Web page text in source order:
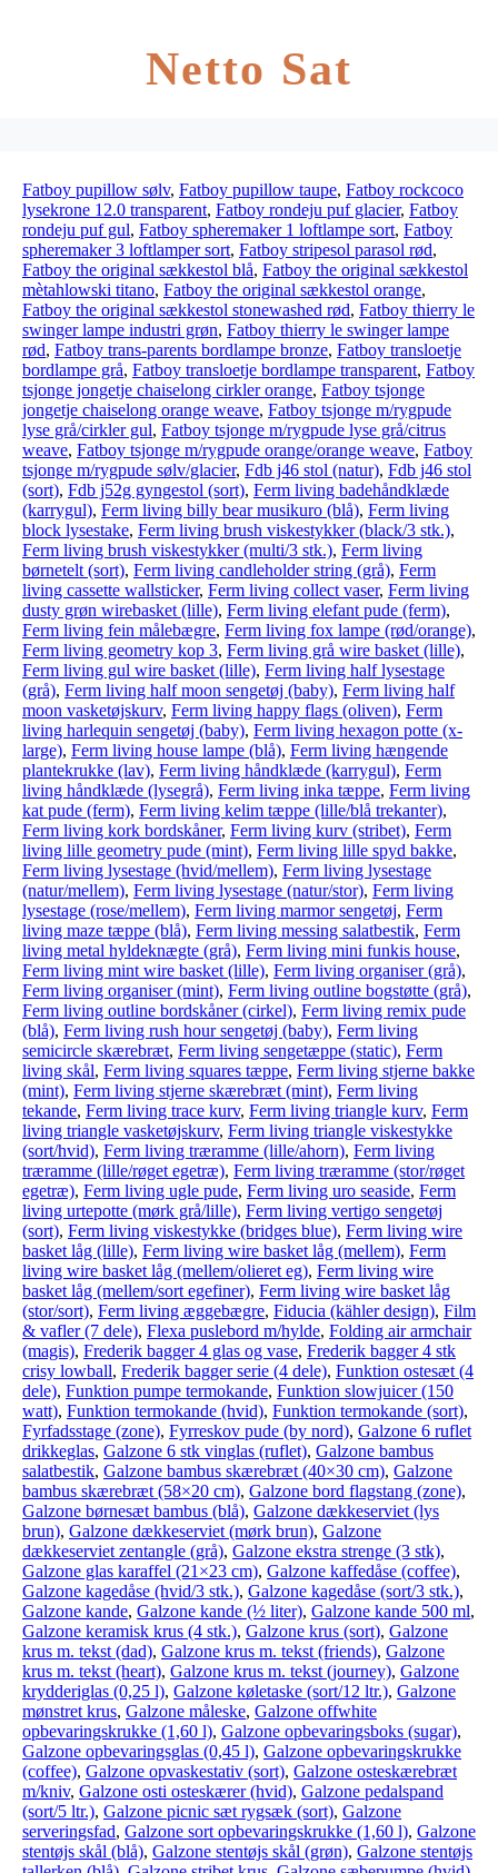
Netto Sat
Fatboy pupillow sølv, Fatboy pupillow taupe, Fatboy rockcoco
lysekrone 12.0 transparent, Fatboy rondeju puf glacier, Fatboy
rondeju puf gul, Fatboy spheremaker 1 loftlampe sort, Fatboy
spheremaker 3 loftlamper sort, Fatboy stripesol parasol rød,
Fatboy the original sækkestol blå, Fatboy the original sækkestol
mètahlowski titano, Fatboy the original sækkestol orange,
Fatboy the original sækkestol stonewashed rød, Fatboy thierry le
swinger lampe industri grøn, Fatboy thierry le swinger lampe
rød, Fatboy trans-parents bordlampe bronze, Fatboy transloetje
bordlampe grå, Fatboy transloetje bordlampe transparent, Fatboy
tsjonge jongetje chaiselong cirkler orange, Fatboy tsjonge
jongetje chaiselong orange weave, Fatboy tsjonge m/rygpude
lyse grå/cirkler gul, Fatboy tsjonge m/rygpude lyse grå/citrus
weave, Fatboy tsjonge m/rygpude orange/orange weave, Fatboy
tsjonge m/rygpude sølv/glacier, Fdb j46 stol (natur), Fdb j46 stol
(sort), Fdb j52g gyngestol (sort), Ferm living badehåndklæde
(karrygul), Ferm living billy bear musikuro (blå), Ferm living
block lysestake, Ferm living brush viskestykker (black/3 stk.),
Ferm living brush viskestykker (multi/3 stk.), Ferm living
børnetelt (sort), Ferm living candleholder string (grå), Ferm
living cassette wallsticker, Ferm living collect vaser, Ferm living
dusty grøn wirebasket (lille), Ferm living elefant pude (ferm),
Ferm living fein målebægre, Ferm living fox lampe (rød/orange),
Ferm living geometry kop 3, Ferm living grå wire basket (lille),
Ferm living gul wire basket (lille), Ferm living half lysestage
(grå), Ferm living half moon sengetøj (baby), Ferm living half
moon vasketøjskurv, Ferm living happy flags (oliven), Ferm
living harlequin sengetøj (baby), Ferm living hexagon potte (x-
large), Ferm living house lampe (blå), Ferm living hængende
plantekrukke (lav), Ferm living håndklæde (karrygul), Ferm
living håndklæde (lysegrå), Ferm living inka tæppe, Ferm living
kat pude (ferm), Ferm living kelim tæppe (lille/blå trekanter),
Ferm living kork bordskåner, Ferm living kurv (stribet), Ferm
living lille geometry pude (mint), Ferm living lille spyd bakke,
Ferm living lysestage (hvid/mellem), Ferm living lysestage
(natur/mellem), Ferm living lysestage (natur/stor), Ferm living
lysestage (rose/mellem), Ferm living marmor sengetøj, Ferm
living maze tæppe (blå), Ferm living messing salatbestik, Ferm
living metal hyldeknægte (grå), Ferm living mini funkis house,
Ferm living mint wire basket (lille), Ferm living organiser (grå),
Ferm living organiser (mint), Ferm living outline bogstøtte (grå),
Ferm living outline bordskåner (cirkel), Ferm living remix pude
(blå), Ferm living rush hour sengetøj (baby), Ferm living
semicircle skærebræt, Ferm living sengetæppe (static), Ferm
living skål, Ferm living squares tæppe, Ferm living stjerne bakke
(mint), Ferm living stjerne skærebræt (mint), Ferm living
tekande, Ferm living trace kurv, Ferm living triangle kurv, Ferm
living triangle vasketøjskurv, Ferm living triangle viskestykke
(sort/hvid), Ferm living træramme (lille/ahorn), Ferm living
træramme (lille/røget egetræ), Ferm living træramme (stor/røget
egetræ), Ferm living ugle pude, Ferm living uro seaside, Ferm
living urtepotte (mørk grå/lille), Ferm living vertigo sengetøj
(sort), Ferm living viskestykke (bridges blue), Ferm living wire
basket låg (lille), Ferm living wire basket låg (mellem), Ferm
living wire basket låg (mellem/olieret eg), Ferm living wire
basket låg (mellem/sort egefiner), Ferm living wire basket låg
(stor/sort), Ferm living æggebægre, Fiducia (kähler design), Film
& vafler (7 dele), Flexa puslebord m/hylde, Folding air armchair
(magis), Frederik bagger 4 glas og vase, Frederik bagger 4 stk
crisy lowball, Frederik bagger serie (4 dele), Funktion ostesæt (4
dele), Funktion pumpe termokande, Funktion slowjuicer (150
watt), Funktion termokande (hvid), Funktion termokande (sort),
Fyrfadsstage (zone), Fyrreskov pude (by nord), Galzone 6 ruflet
drikkeglas, Galzone 6 stk vinglas (ruflet), Galzone bambus
salatbestik, Galzone bambus skærebræt (40×30 cm), Galzone
bambus skærebræt (58×20 cm), Galzone bord flagstang (zone),
Galzone børnesæt bambus (blå), Galzone dækkeserviet (lys
brun), Galzone dækkeserviet (mørk brun), Galzone
dækkeserviet zentangle (grå), Galzone ekstra strenge (3 stk),
Galzone glas karaffel (21×23 cm), Galzone kaffedåse (coffee),
Galzone kagedåse (hvid/3 stk.), Galzone kagedåse (sort/3 stk.),
Galzone kande, Galzone kande (½ liter), Galzone kande 500 ml,
Galzone keramisk krus (4 stk.), Galzone krus (sort), Galzone
krus m. tekst (dad), Galzone krus m. tekst (friends), Galzone
krus m. tekst (heart), Galzone krus m. tekst (journey), Galzone
krydderiglas (0,25 l), Galzone køletaske (sort/12 ltr.), Galzone
mønstret krus, Galzone måleske, Galzone offwhite
opbevaringskrukke (1,60 l), Galzone opbevaringsboks (sugar),
Galzone opbevaringsglas (0,45 l), Galzone opbevaringskrukke
(coffee), Galzone opvaskestativ (sort), Galzone osteskærebræt
m/kniv, Galzone osti osteskærer (hvid), Galzone pedalspand
(sort/5 ltr.), Galzone picnic sæt rygsæk (sort), Galzone
serveringsfad, Galzone sort opbevaringskrukke (1,60 l), Galzone
stentøjs skål (blå), Galzone stentøjs skål (grøn), Galzone stentøjs